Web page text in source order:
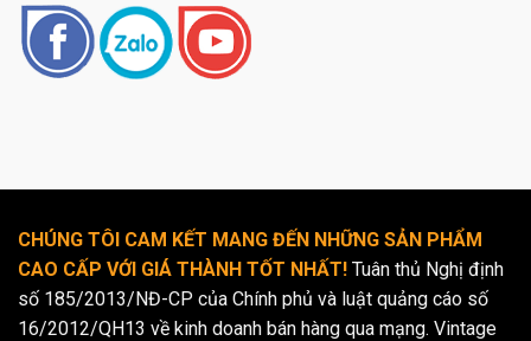
CHÚNG TÔI CAM KẾT MANG ĐẾN NHỮNG SẢN PHẨM
CAO CẤP VỚI GIÁ THÀNH TỐT NHẤT! Tuân thủ Nghị định
số 185/2013/NĐ-CP của Chính phủ và luật quảng cáo số
16/2012/QH13 về kinh doanh bán hàng qua mạng. Vintage